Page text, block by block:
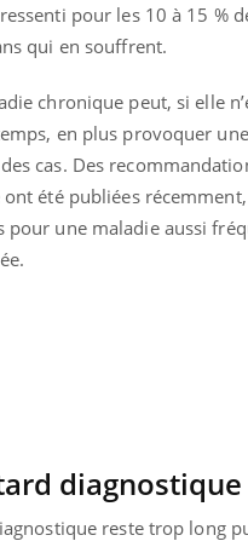
pour les 10 à 15 %
qui en souffrent.
chronique peut, si elle
en plus provoquer
cas. Des
ont été publiées
pour une maladie aussi
reste trop long